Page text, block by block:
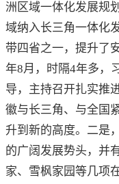
洲区域一体化发展规
域纳入长三角一体化
带四省之一，提升了
年8月，时隔4年多，
导，主持召开扎实推
徽与长三角、与全国
升到新的高度。二是
的广阔发展势头，并
家、雪枫家园等几项